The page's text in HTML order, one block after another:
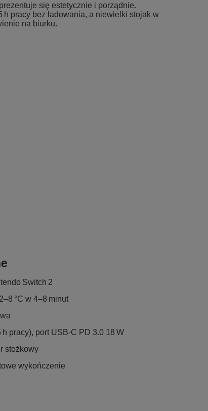
się estetycznie i porządnie.
h pracy bez ładowania, a niewielki stojak w
na biurku.
Switch 2
°C w 4–8 minut
pracy), port USB‑C PD 3.0 18 W
stożkowy
wykończenie